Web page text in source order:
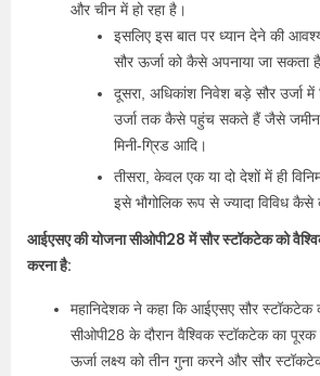
और चीन में हो रहा है।
इसलिए इस बात पर ध्यान देने की
सौर ऊर्जा को कैसे अपनाया जा सकता
दूसरा, अधिकांश निवेश बड़े सौर उर्जा में
उर्जा तक कैसे पहुंच सकते हैं जैसे
मिनी-ग्रिड आदि।
तीसरा, केवल एक या दो देशों में ही
इसे भौगोलिक रूप से ज्यादा विविध
आईएसए की योजना सीओपी28 में सौर स्टॉकटेक को
करना है:
महानिदेशक ने कहा कि आईएसए सौर स्टॉकटेक
सीओपी28 के दौरान वैश्विक स्टॉकटेक का पूरक
ऊर्जा लक्ष्य को तीन गुना करने और सौर